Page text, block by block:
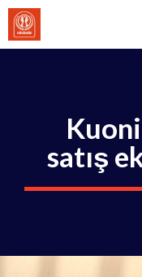
İçeriğe
atla
satış